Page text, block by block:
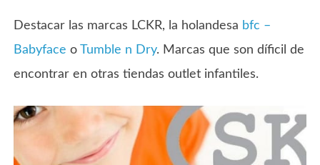
Destacar las marcas LCKR, la holandesa bfc –
Babyface oTumble n Dry. Marcas que son díficil de
encontrar en otras tiendas outlet infantiles.